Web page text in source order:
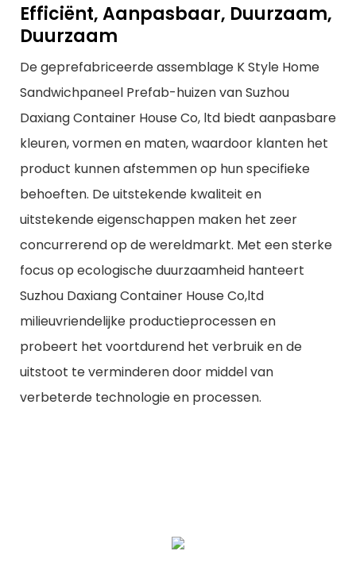
Efficiënt, Aanpasbaar, Duurzaam,
Duurzaam
De geprefabriceerde assemblage K Style Home
Sandwichpaneel Prefab-huizen van Suzhou
Daxiang Container House Co, ltd biedt aanpasbare
kleuren, vormen en maten, waardoor klanten het
product kunnen afstemmen op hun specifieke
behoeften. De uitstekende kwaliteit en
uitstekende eigenschappen maken het zeer
concurrerend op de wereldmarkt. Met een sterke
focus op ecologische duurzaamheid hanteert
Suzhou Daxiang Container House Co,ltd
milieuvriendelijke productieprocessen en
probeert het voortdurend het verbruik en de
uitstoot te verminderen door middel van
verbeterde technologie en processen.